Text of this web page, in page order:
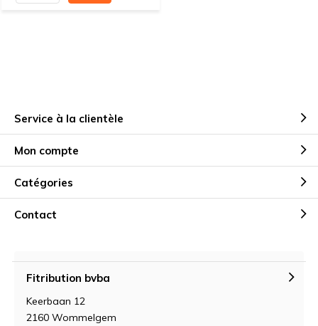
Service à la clientèle
Mon compte
Catégories
Contact
Fitribution bvba
Keerbaan 12
2160 Wommelgem